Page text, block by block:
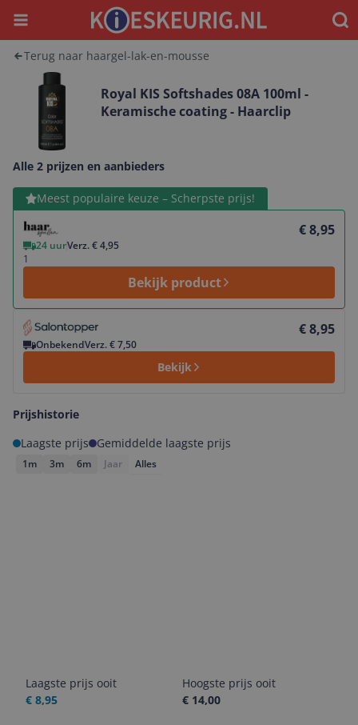
Menu
Terug naar haargel-lak-en-mousse
Royal KIS Softshades 08A 100ml -
Keramische coating - Haarclip
Alle 2 prijzen en aanbieders
Meest populaire keuze – Scherpste prijs!
€ 8,95
24 uurVerz. € 4,95
1
Bekijk product
Bekijk product
€ 8,95
OnbekendVerz. € 7,50
Bekijk
Bekijk product
Prijshistorie
Laagste prijs
Gemiddelde laagste prijs
1m 3m 6m Jaar Alles
Laagste prijs ooit
€ 8,95
Hoogste prijs ooit
€ 14,00